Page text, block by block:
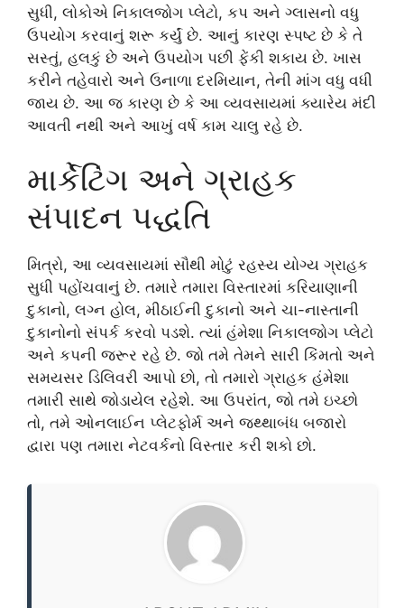
સુધી, લોકોએ નિકાલજોગ પ્લેટો, કપ અને ગ્લાસનો વધુ
ઉપયોગ કરવાનું શરૂ કર્યું છે. આનું કારણ સ્પષ્ટ છે કે તે
સસ્તું, હલકું છે અને ઉપયોગ પછી ફેંકી શકાય છે. ખાસ
કરીને તહેવારો અને ઉનાળા દરમિયાન, તેની માંગ વધુ વધી
જાય છે. આ જ કારણ છે કે આ વ્યવસાયમાં ક્યારેય મંદી
આવતી નથી અને આખું વર્ષ કામ ચાલુ રહે છે.
માર્કેટિંગ અને ગ્રાહક
સંપાદન પદ્ધતિ
મિત્રો, આ વ્યવસાયમાં સૌથી મોટું રહસ્ય યોગ્ય ગ્રાહક
સુધી પહોંચવાનું છે. તમારે તમારા વિસ્તારમાં કરિયાણાની
દુકાનો, લગ્ન હોલ, મીઠાઈની દુકાનો અને ચા-નાસ્તાની
દુકાનોનો સંપર્ક કરવો પડશે. ત્યાં હંમેશા નિકાલજોગ પ્લેટો
અને કપની જરૂર રહે છે. જો તમે તેમને સારી કિંમતો અને
સમયસર ડિલિવરી આપો છો, તો તમારો ગ્રાહક હંમેશા
તમારી સાથે જોડાયેલ રહેશે. આ ઉપરાંત, જો તમે ઇચ્છો
તો, તમે ઓનલાઈન પ્લેટફોર્મ અને જથ્થાબંધ બજારો
દ્વારા પણ તમારા નેટવર્કનો વિસ્તાર કરી શકો છો.